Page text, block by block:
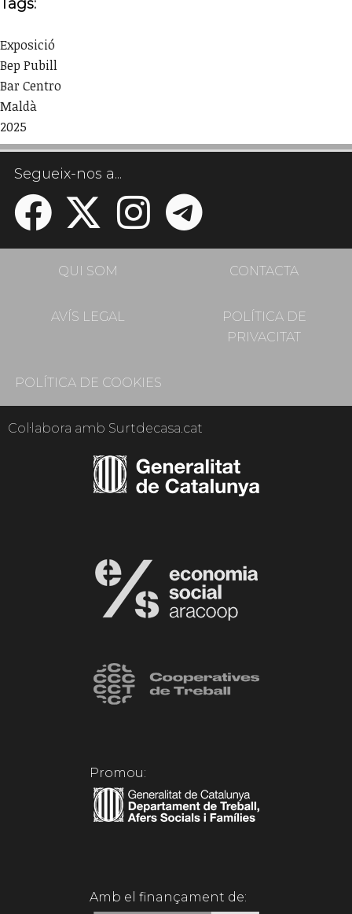
Tags:
Exposició
Bep Pubill
Bar Centro
Maldà
2025
Segueix-nos a...
QUI SOM CONTACTA
AVÍS LEGAL
POLÍTICA DE
PRIVACITAT
POLÍTICA DE COOKIES
Col·labora amb Surtdecasa.cat
Promou:
Amb el finançament de: